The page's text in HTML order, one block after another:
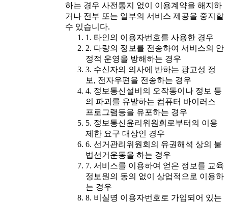
하는 경우 사전통지 없이 이용계약을 해지하
거나 전부 또는 일부의 서비스 제공을 중지할
수 있습니다.
1. 타인의 이용자번호를 사용한 경우
2. 다량의 정보를 전송하여 서비스의 안
정적 운영을 방해하는 경우
3. 수신자의 의사에 반하는 광고성 정
보, 전자우편을 전송하는 경우
4. 정보통신설비의 오작동이나 정보 등
의 파괴를 유발하는 컴퓨터 바이러스
프로그램등을 유포하는 경우
5. 정보통신윤리위원회로부터의 이용
제한 요구 대상인 경우
6. 선거관리위원회의 유권해석 상의 불
법선거운동을 하는 경우
7. 서비스를 이용하여 얻은 정보를 교육
정보원의 동의 없이 상업적으로 이용하
는 경우
8. 비실명 이용자번호로 가입되어 있는